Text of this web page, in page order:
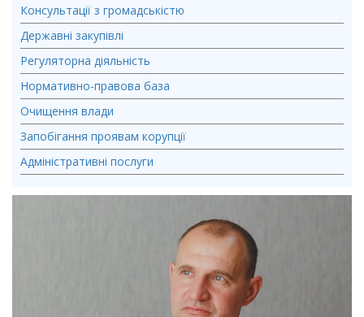
Консультації з громадськістю
Державні закупівлі
Регуляторна діяльність
Нормативно-правова база
Очищення влади
Запобігання проявам корупції
Адміністративні послуги